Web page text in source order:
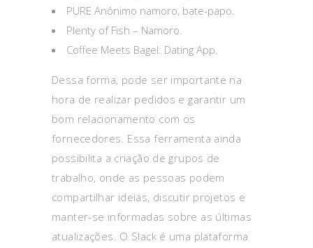
PURE Anônimo namoro, bate-papo.
Plenty of Fish – Namoro.
Coffee Meets Bagel: Dating App.
Dessa forma, pode ser importante na
hora de realizar pedidos e garantir um
bom relacionamento com os
fornecedores. Essa ferramenta ainda
possibilita a criação de grupos de
trabalho, onde as pessoas podem
compartilhar ideias, discutir projetos e
manter-se informadas sobre as últimas
atualizações. O Slack é uma plataforma